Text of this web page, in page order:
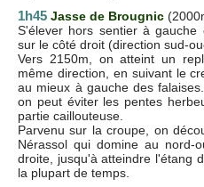
1h45 Jasse de Brougnic
S'élever hors sentier à
sur le côté droit (direction sud-
Vers 2150m, on atteint un
même direction, en suivant le
au mieux à gauche des
on peut éviter les pentes
partie caillouteuse.
Parvenu sur la croupe, on
Nérassol qui domine au nord-
droite, jusqu'à atteindre l'étang
la plupart de temps.